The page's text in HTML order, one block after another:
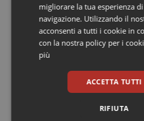
Salute orale & impianti
Sangue & coagulazione
Tiroide
Tumore al seno
Ebola in Congo. Oms
“Epidemia più veloce
Quasi 4mila casi e
“Sorveglianza e dati
allarmismi. Sistema
preparato”
migliorare la tua esperienza di
navigazione. Utilizzando il
acconsenti a tutti i cookie in
con la nostra policy per i
più
ACCETTA TUTTI
RIFIUTA